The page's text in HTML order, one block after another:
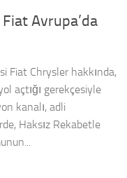
Avrupa’da
Fiat Chrysler hakkında,
açtığı gerekçesiyle
kanalı, adli
Haksız Rekabetle